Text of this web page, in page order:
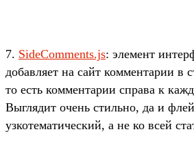
7. SideComments.js: элемент
добавляет на сайт комментарии в
то есть комментарии справа к
Выглядит очень стильно, да и
узкотематический, а не ко всей